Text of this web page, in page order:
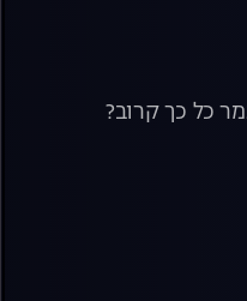
כל כך קרוב?